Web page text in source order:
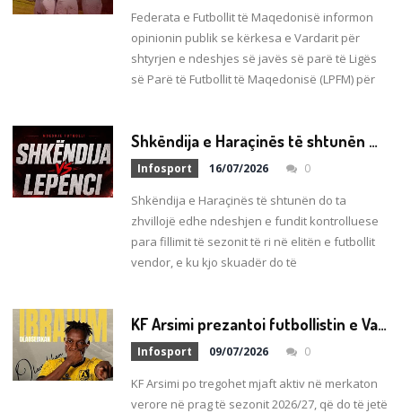
Federata e Futbollit të Maqedonisë informon
opinionin publik se kërkesa e Vardarit për
shtyrjen e ndeshjes së javës së parë të Ligës
së Parë të Futbollit të Maqedonisë (LPFM) për
S
hkëndija e Haraçinës të shtunën miqësore ndaj Lepencit të Statovcit!
Infosport 16/07/2026 0
Shkëndija e Haraçinës të shtunën do ta
zhvillojë edhe ndeshjen e fundit kontrolluese
para fillimit të sezonit të ri në elitën e futbollit
vendor, e ku kjo skuadër do të
K
F Arsimi prezantoi futbollistin e Vardarit, megjithatë më e mira vjen tani! Priten tre super përforcime nga jashtë
Infosport 09/07/2026 0
KF Arsimi po tregohet mjaft aktiv në merkaton
verore në prag të sezonit 2026/27, që do të jetë